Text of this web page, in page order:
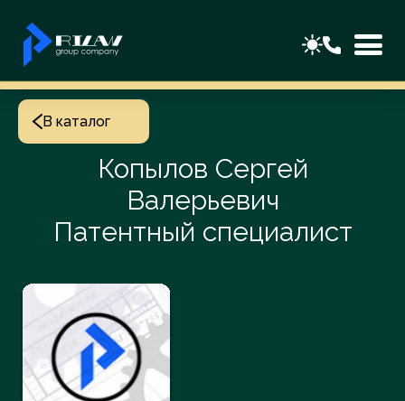
В каталог
Копылов Сергей
Валерьевич
Патентный специалист